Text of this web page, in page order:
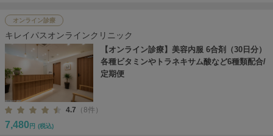
オンライン診療
キレイパスオンラインクリニック
【オンライン診療】美容内服 6合剤（30日分）
各種ビタミンやトラネキサム酸など6種類配合/
定期便
4.7 （8件）
7,480 円 (税込)